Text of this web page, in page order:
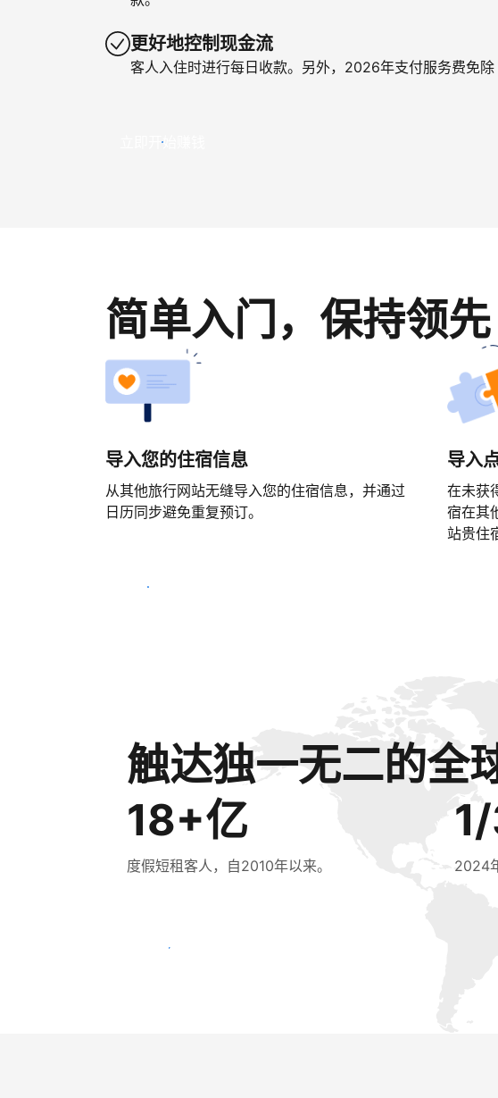
更好地控制现金流
客人入住时进行每日收款。另外，2026年支付服务费免除
立即开始赚钱
简单入门，保持领先
导入您的住宿信息
从其他旅行网站无缝导入您的住宿信息，并通过
日历同步避免重复预订。
导入
在未获
宿在其
站贵住
马上开始
触达独一无二的全
18+亿
度假短租客人，自2010年以来。 2024
立即触达新客人